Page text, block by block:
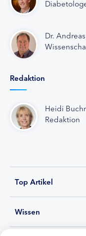
Dr.
Redaktion
Heidi
Redaktion
Top Artikel
Wissen